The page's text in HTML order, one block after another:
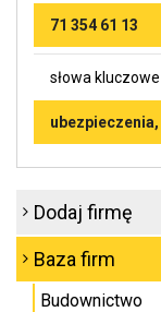
71 354 61 13
słowa kluczowe
Dodaj firmę
Baza firm
Budownictwo